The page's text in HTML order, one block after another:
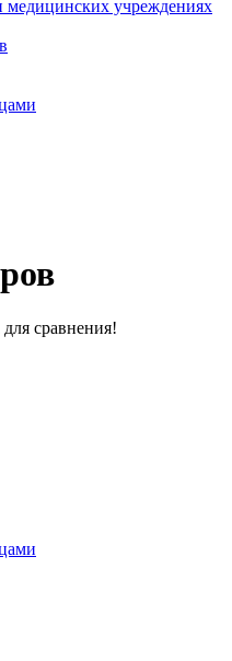
медицинских учреждениях
сравнения!